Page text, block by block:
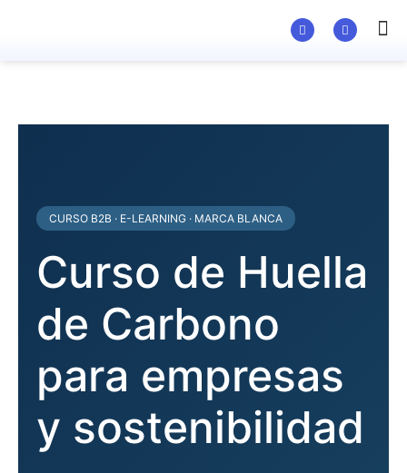
CURSO B2B · E-LEARNING · MARCA BLANCA
Curso de Huella
de Carbono
para empresas
y sostenibilidad